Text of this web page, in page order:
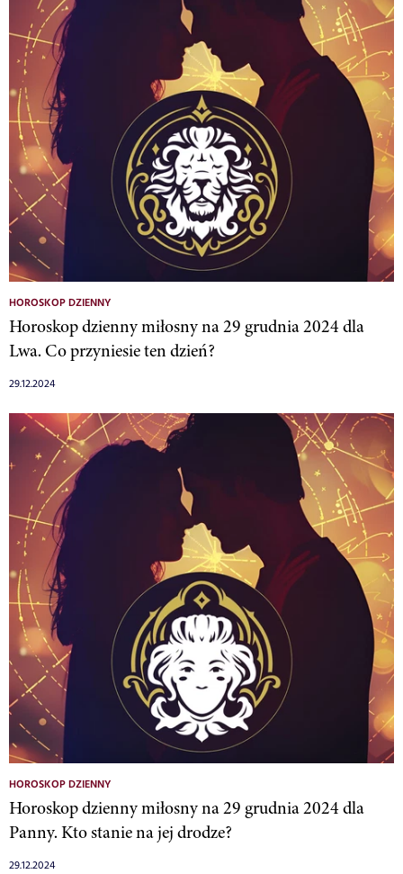
HOROSKOP DZIENNY
Horoskop dzienny miłosny na 29 grudnia 2024 dla
Lwa. Co przyniesie ten dzień?
29.12.2024
HOROSKOP DZIENNY
Horoskop dzienny miłosny na 29 grudnia 2024 dla
Panny. Kto stanie na jej drodze?
29.12.2024